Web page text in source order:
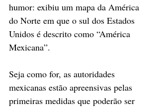
humor: exibiu um mapa da América
do Norte em que o sul dos Estados
Unidos é descrito como “América
Mexicana”.
Seja como for, as autoridades
mexicanas estão apreensivas pelas
primeiras medidas que poderão ser